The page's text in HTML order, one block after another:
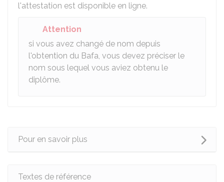
l'attestation est disponible en ligne.
Attention
si vous avez changé de nom depuis
l'obtention du Bafa, vous devez préciser le
nom sous lequel vous aviez obtenu le
diplôme.
Pour en savoir plus
Textes de référence